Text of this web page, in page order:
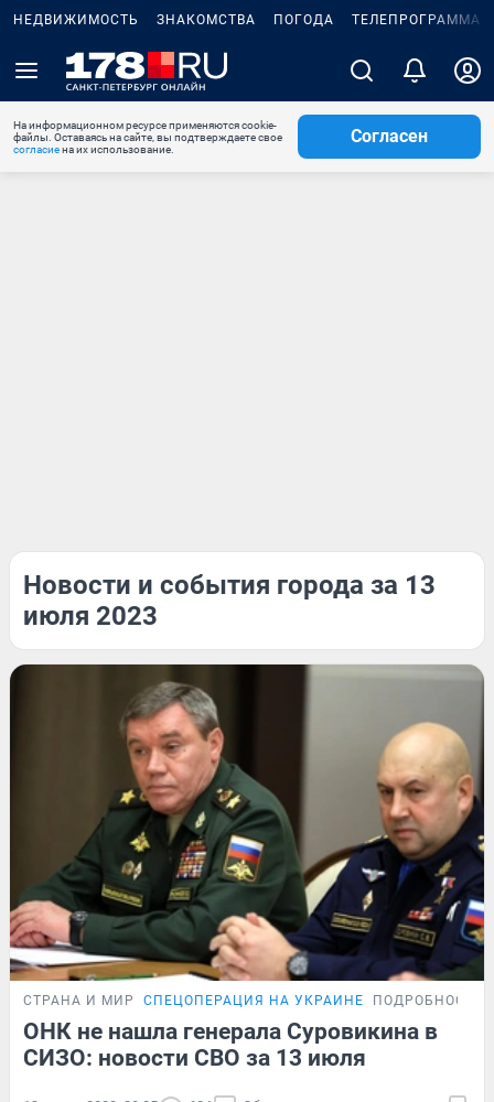
НЕДВИЖИМОСТЬ ЗНАКОМСТВА ПОГОДА ТЕЛЕПРОГРАММА
На информационном ресурсе применяются cookie-
файлы. Оставаясь на сайте, вы подтверждаете свое
согласиена их использование.
Согласен
Новости и события города за 13
июля 2023
СТРАНА И МИР СПЕЦОПЕРАЦИЯ НА УКРАИНЕ ПОДРОБНОСТИ
ОНК не нашла генерала Суровикина в
СИЗО: новости СВО за 13 июля